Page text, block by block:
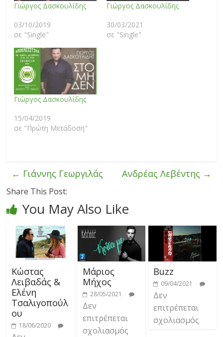
Γιώργος Δασκουλίδης
03/10/2019
σε "Single"
Γιώργος Δασκουλίδης
30/03/2021
σε "Single"
Γιώργος Δασκουλίδης
15/04/2019
σε "Πρώτη Μετάδοση"
← Γιάννης Γεωργιλάς Ανδρέας Λεβέντης →
Share This Post:
You May Also Like
Κώστας
Λειβαδάς &
Ελένη
Τσαλιγοπούλ
ου
18/06/2020
Μάριος
Μήχος
28/05/2021
Δεν
επιτρέπεται
σχολιασμός
Buzz
09/04/2021
Δεν
επιτρέπεται
σχολιασμός